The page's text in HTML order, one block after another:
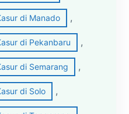
di Manado ,
di Pekanbaru ,
di Semarang ,
di Solo ,